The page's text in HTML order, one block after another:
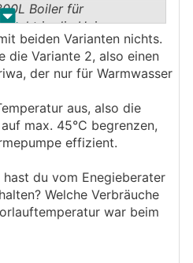
.
Boiler für
in die Heizung.
beiden Varianten nichts.
die Variante 2, also einen
der nur für Warmwasser
aus, also die
max. 45°C begrenzen,
effizient.
hast du vom Enegieberater
Welche Verbräuche
war beim